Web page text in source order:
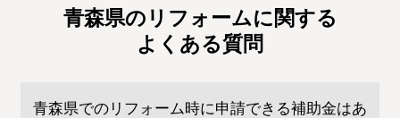
青森県のリフォームに関する
よくある質問
青森県でのリフォーム時に申請できる補助金はあ